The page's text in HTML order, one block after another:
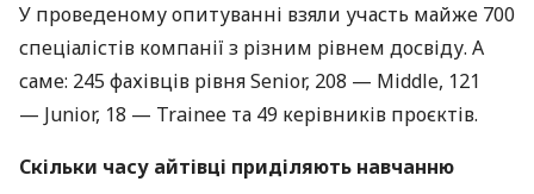
У проведеному опитуванні взяли участь майже 700
спеціалістів компанії з різним рівнем досвіду. А
саме: 245 фахівців рівня Senior, 208 — Middle, 121
— Junior, 18 — Trainee та 49 керівників проєктів.
Скільки часу айтівці приділяють навчанню